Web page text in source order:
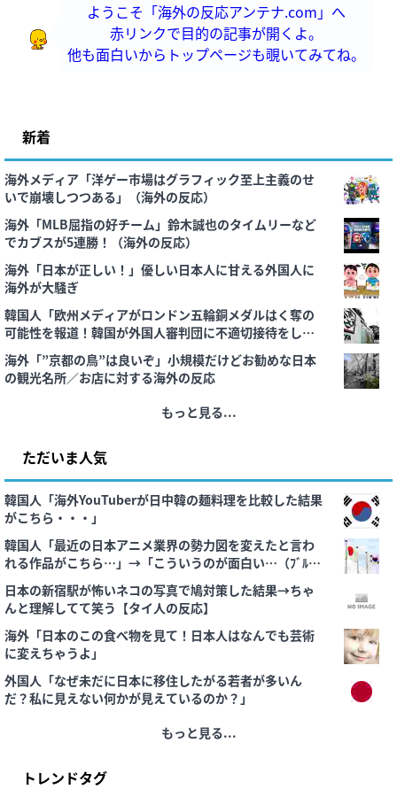
ようこそ「海外の反応アンテナ.com」へ
赤リンクで目的の記事が開くよ。
他も面白いからトップページも覗いてみてね。
新着
海外メディア「洋ゲー市場はグラフィック至上主義のせ
いで崩壊しつつある」（海外の反応）
海外「MLB屈指の好チーム」鈴木誠也のタイムリーなど
でカブスが5連勝！（海外の反応）
海外「日本が正しい！」優しい日本人に甘える外国人に
海外が大騒ぎ
韓国人「欧州メディアがロンドン五輪銅メダルはく奪の
可能性を報道！韓国が外国人審判団に不適切接待をした
疑い」
海外「”京都の鳥”は良いぞ」小規模だけどお勧めな日本
の観光名所／お店に対する海外の反応
もっと見る...
ただいま人気
韓国人「海外YouTuberが日中韓の麺料理を比較した結果
がこちら・・・」
韓国人「最近の日本アニメ業界の勢力図を変えたと言わ
れる作品がこちら…」→「こういうのが面白い…（ﾌﾞﾙﾌﾞ
ﾙ」＝韓国の反応
日本の新宿駅が怖いネコの写真で鳩対策した結果→ちゃ
んと理解してて笑う【タイ人の反応】
海外「日本のこの食べ物を見て！日本人はなんでも芸術
に変えちゃうよ」
外国人「なぜ未だに日本に移住したがる若者が多いん
だ？私に見えない何かが見えているのか？」
もっと見る...
トレンドタグ